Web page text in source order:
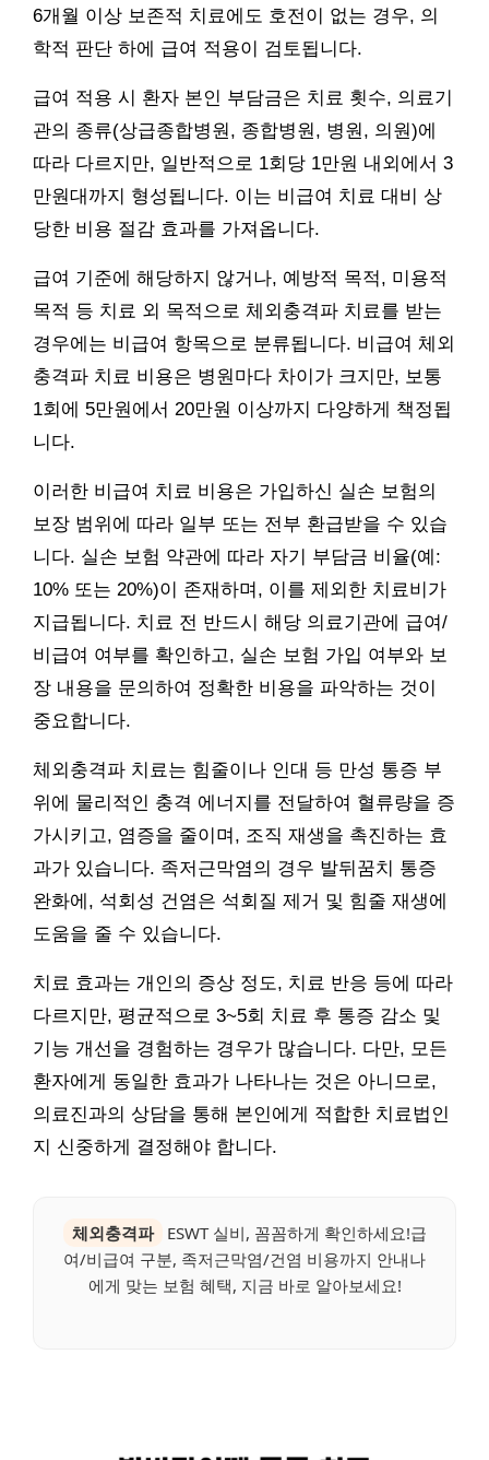
6개월 이상 보존적 치료에도 호전이 없는 경우, 의
학적 판단 하에 급여 적용이 검토됩니다.
급여 적용 시 환자 본인 부담금은 치료 횟수, 의료기
관의 종류(상급종합병원, 종합병원, 병원, 의원)에
따라 다르지만, 일반적으로 1회당 1만원 내외에서 3
만원대까지 형성됩니다. 이는 비급여 치료 대비 상
당한 비용 절감 효과를 가져옵니다.
급여 기준에 해당하지 않거나, 예방적 목적, 미용적
목적 등 치료 외 목적으로 체외충격파 치료를 받는
경우에는 비급여 항목으로 분류됩니다. 비급여 체외
충격파 치료 비용은 병원마다 차이가 크지만, 보통
1회에 5만원에서 20만원 이상까지 다양하게 책정됩
니다.
이러한 비급여 치료 비용은 가입하신 실손 보험의
보장 범위에 따라 일부 또는 전부 환급받을 수 있습
니다. 실손 보험 약관에 따라 자기 부담금 비율(예:
10% 또는 20%)이 존재하며, 이를 제외한 치료비가
지급됩니다. 치료 전 반드시 해당 의료기관에 급여/
비급여 여부를 확인하고, 실손 보험 가입 여부와 보
장 내용을 문의하여 정확한 비용을 파악하는 것이
중요합니다.
체외충격파 치료는 힘줄이나 인대 등 만성 통증 부
위에 물리적인 충격 에너지를 전달하여 혈류량을 증
가시키고, 염증을 줄이며, 조직 재생을 촉진하는 효
과가 있습니다. 족저근막염의 경우 발뒤꿈치 통증
완화에, 석회성 건염은 석회질 제거 및 힘줄 재생에
도움을 줄 수 있습니다.
치료 효과는 개인의 증상 정도, 치료 반응 등에 따라
다르지만, 평균적으로 3~5회 치료 후 통증 감소 및
기능 개선을 경험하는 경우가 많습니다. 다만, 모든
환자에게 동일한 효과가 나타나는 것은 아니므로,
의료진과의 상담을 통해 본인에게 적합한 치료법인
지 신중하게 결정해야 합니다.
체외충격파
ESWT 실비, 꼼꼼하게 확인하세요!급
여/비급여 구분, 족저근막염/건염 비용까지 안내나
에게 맞는 보험 혜택, 지금 바로 알아보세요!